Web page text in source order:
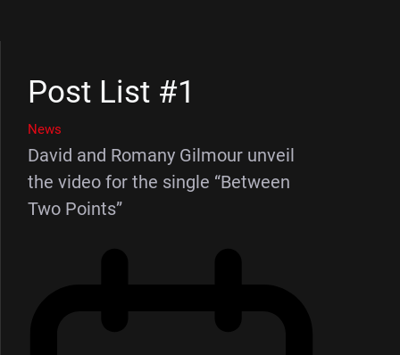
Post List #1
News
David and Romany Gilmour unveil
the video for the single “Between
Two Points”